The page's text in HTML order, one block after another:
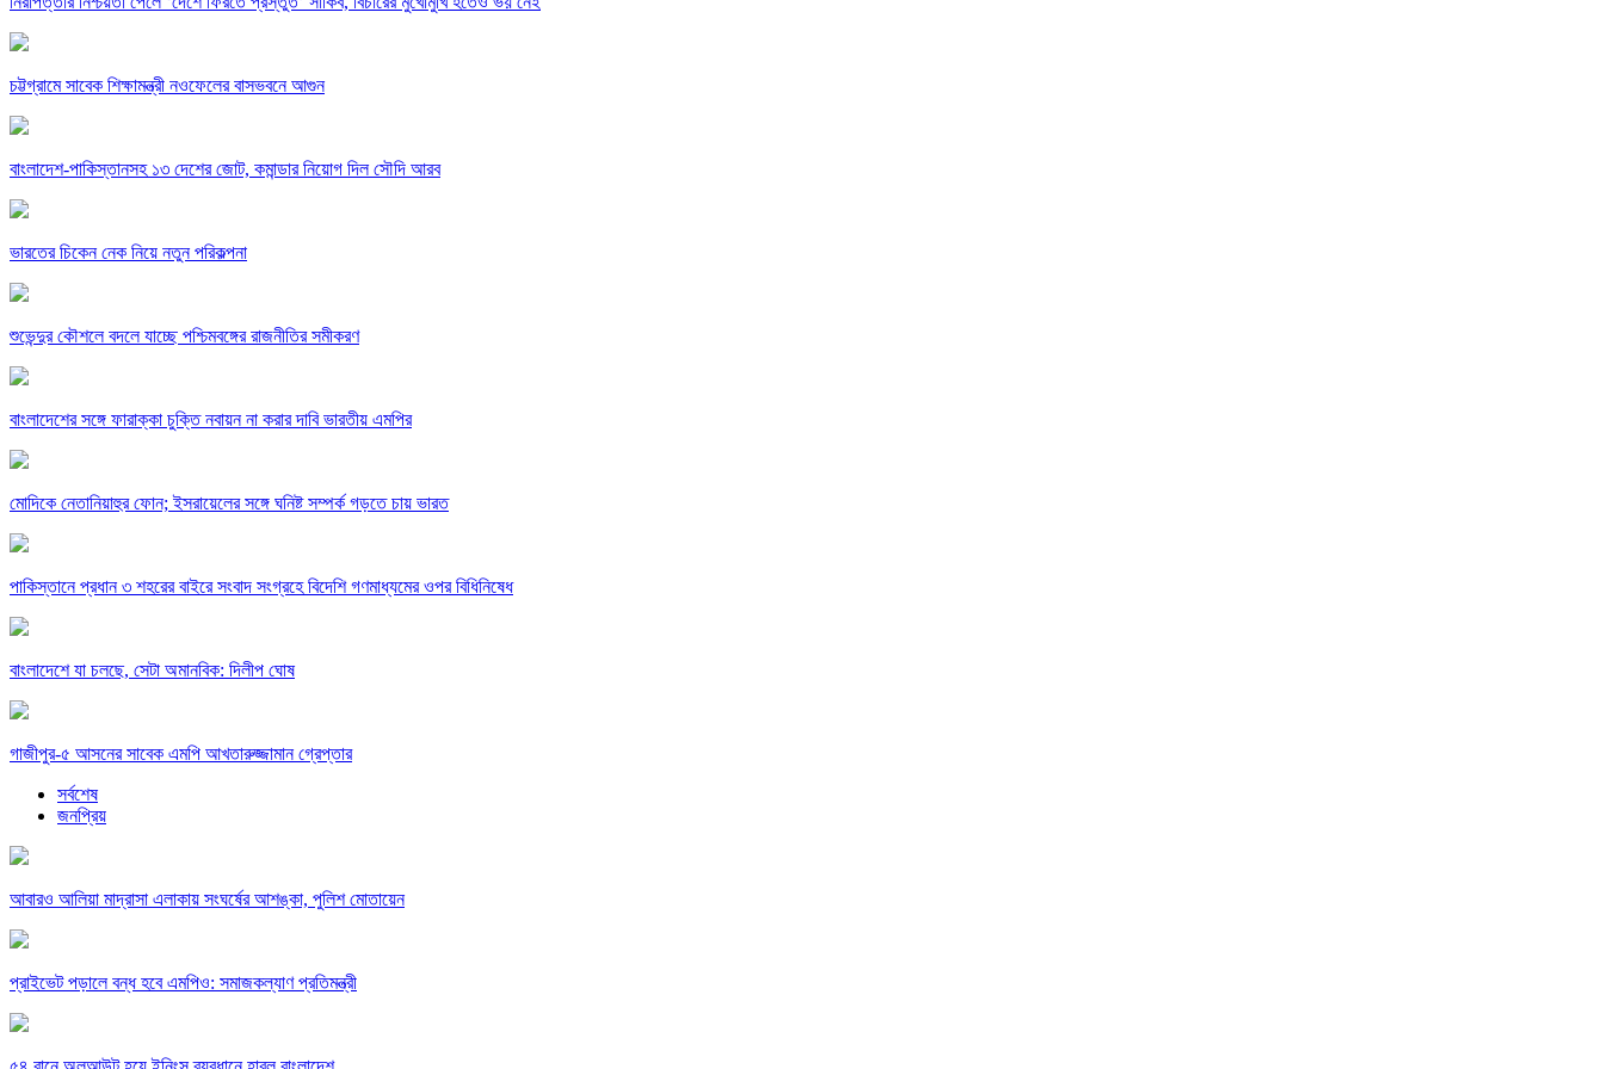
চট্টগ্রামে সাবেক শিক্ষামন্ত্রী নওফেলের বাসভবনে আগুন
বাংলাদেশ-পাকিস্তানসহ ১৩ দেশের জোট, কমান্ডার নিয়োগ দিল সৌদি আরব
ভারতের চিকেন নেক নিয়ে নতুন পরিকল্পনা
শুভেন্দুর কৌশলে বদলে যাচ্ছে পশ্চিমবঙ্গের রাজনীতির সমীকরণ
বাংলাদেশের সঙ্গে ফারাক্কা চুক্তি নবায়ন না করার দাবি ভারতীয় এমপির
মোদিকে নেতানিয়াহুর ফোন; ইসরায়েলের সঙ্গে ঘনিষ্ট সম্পর্ক গড়তে চায় ভারত
পাকিস্তানে প্রধান ৩ শহরের বাইরে সংবাদ সংগ্রহে বিদেশি গণমাধ্যমের ওপর বিধিনিষেধ
বাংলাদেশে যা চলছে, সেটা অমানবিক: দিলীপ ঘোষ
গাজীপুর-৫ আসনের সাবেক এমপি আখতারুজ্জামান গ্রেপ্তার
সর্বশেষ
জনপ্রিয়
আবারও আলিয়া মাদ্রাসা এলাকায় সংঘর্ষের আশঙ্কা, পুলিশ মোতায়েন
প্রাইভেট পড়ালে বন্ধ হবে এমপিও: সমাজকল্যাণ প্রতিমন্ত্রী